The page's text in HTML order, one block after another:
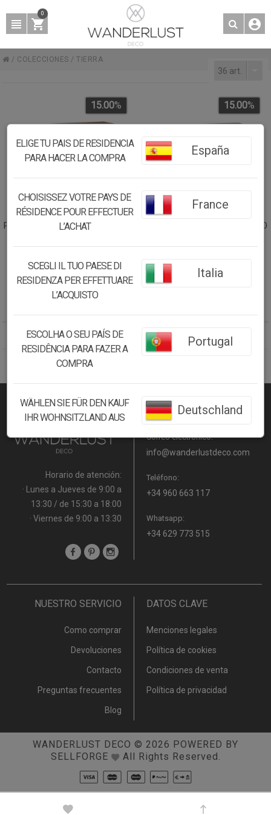
0
/ COLECCIONES /TIERRA
36 art.
RECIBIDOR DE MADERA LACADO
106X36X79H CM
179.38€
15.00%
152.47€
RECIBIDOR DE MADERA LACADO
179.38€
15.00%
Mostrando 1 - 2 de 2 producto(s).
Horario de atención:
· Lunes a Jueves de 9:00 a
13:30 / de 15:30 a 18:00
· Viernes de 9:00 a 13:30
CONTACTO
Correo electrónico:
info@wanderlustdeco.com
Teléfono:
+34 960 663 117
Whatsapp:
+34 629 773 515
NUESTRO SERVICIO
Como comprar
Devoluciones
Contacto
Preguntas frecuentes
Blog
DATOS CLAVE
Menciones legales
Política de cookies
Condiciones de venta
Política de privacidad
WANDERLUST DECO © 2026 POWERED BY
SELLFORGE
All Rights Reserved.
ELIGE TU PAIS DE RESIDENCIA
PARA HACER LA COMPRA
España
CHOISISSEZ VOTRE PAYS DE
RÉSIDENCE POUR EFFECTUER
L’ACHAT
France
SCEGLI IL TUO PAESE DI
RESIDENZA PER EFFETTUARE
L’ACQUISTO
Italia
ESCOLHA O SEU PAÍS DE
RESIDÊNCIA PARA FAZER A
COMPRA
Portugal
WÄHLEN SIE FÜR DEN KAUF
IHR WOHNSITZLAND AUS
Deutschland